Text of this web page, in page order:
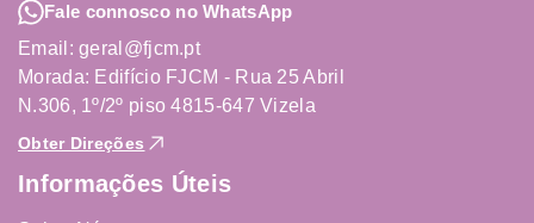
Fale connosco no WhatsApp
Email: geral@fjcm.pt
Morada: Edifício FJCM - Rua 25 Abril
N.306, 1º/2º piso 4815-647 Vizela
Obter Direções
Informações Úteis